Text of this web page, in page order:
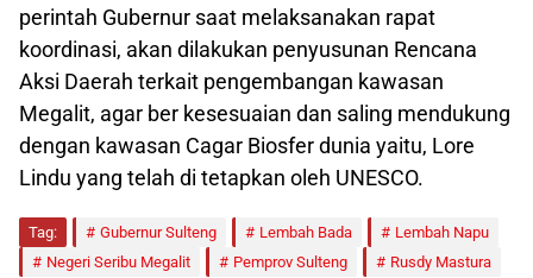
perintah Gubernur saat melaksanakan rapat
koordinasi, akan dilakukan penyusunan Rencana
Aksi Daerah terkait pengembangan kawasan
Megalit, agar ber kesesuaian dan saling mendukung
dengan kawasan Cagar Biosfer dunia yaitu, Lore
Lindu yang telah di tetapkan oleh UNESCO.
Tag: Gubernur Sulteng Lembah Bada
Lembah Napu
Negeri Seribu Megalit
Pemprov Sulteng Rusdy Mastura